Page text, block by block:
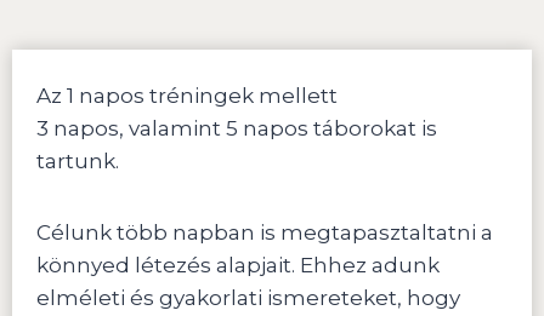
Az 1 napos tréningek mellett
3 napos, valamint 5 napos táborokat is
tartunk.
Célunk több napban is megtapasztaltatni a
könnyed létezés alapjait. Ehhez adunk
elméleti és gyakorlati ismereteket, hogy